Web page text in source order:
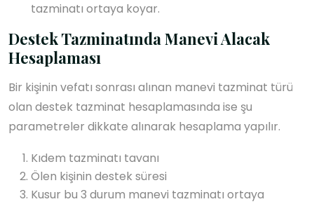
tazminatı ortaya koyar.
Destek Tazminatında Manevi Alacak
Hesaplaması
Bir kişinin vefatı sonrası alınan manevi tazminat türü
olan destek tazminat hesaplamasında ise şu
parametreler dikkate alınarak hesaplama yapılır.
Kıdem tazminatı tavanı
Ölen kişinin destek süresi
Kusur bu 3 durum manevi tazminatı ortaya